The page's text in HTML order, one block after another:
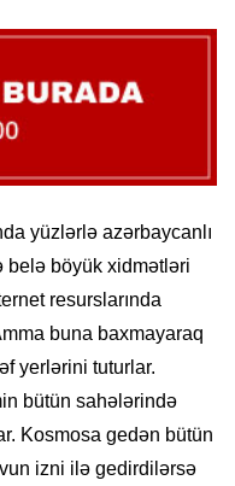
yüzlərlə azərbaycanlı
belə böyük xidmətləri
resurslarında
buna baxmayaraq
yerlərini tuturlar.
bütün sahələrində
Kosmosa gedən bütün
izni ilə gedirdilərsə